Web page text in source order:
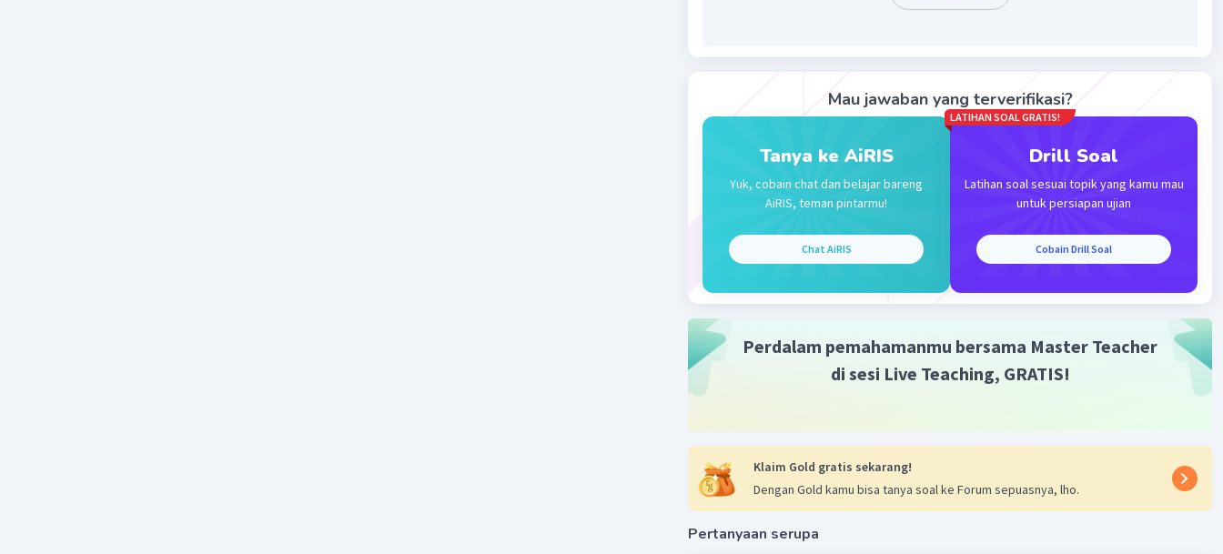
Mau jawaban yang terverifikasi?
Tanya ke AiRIS
Yuk, cobain chat dan belajar bareng
AiRIS, teman pintarmu!
Chat AiRIS
LATIHAN SOAL GRATIS!
Drill Soal
Latihan soal sesuai topik yang kamu mau
untuk persiapan ujian
Cobain Drill Soal
Perdalam pemahamanmu bersama Master Teacher
di sesi Live Teaching, GRATIS!
Klaim Gold gratis sekarang!
Dengan Gold kamu bisa tanya soal ke Forum sepuasnya, lho.
Pertanyaan serupa